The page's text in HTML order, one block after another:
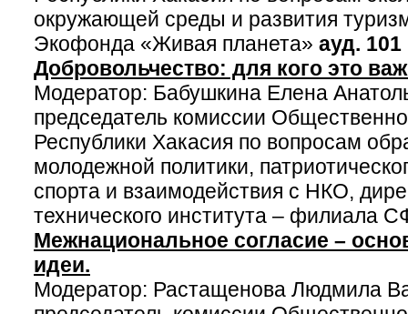
окружающей среды и развития
Экофонда «Живая планета» ауд. 101
Добровольчество: для кого это
Модератор: Бабушкина Елена
председатель комиссии
Республики Хакасия по вопросам
молодежной политики,
спорта и взаимодействия с НКО,
технического института – филиала
Межнациональное согласие –
идеи.
Модератор: Растащенова Людмила